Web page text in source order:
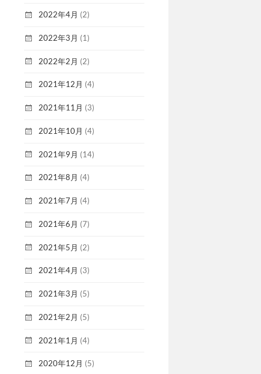
2022年4月 (2)
2022年3月 (1)
2022年2月 (2)
2021年12月 (4)
2021年11月 (3)
2021年10月 (4)
2021年9月 (14)
2021年8月 (4)
2021年7月 (4)
2021年6月 (7)
2021年5月 (2)
2021年4月 (3)
2021年3月 (5)
2021年2月 (5)
2021年1月 (4)
2020年12月 (5)